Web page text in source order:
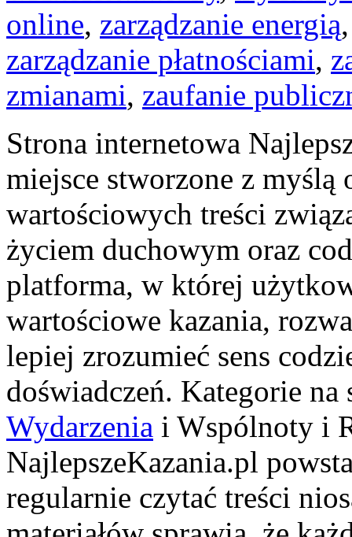
online, zarządzanie energią
zarządzanie płatnościami,
zmianami, zaufanie
Strona internetowa
miejsce stworzone z myślą
wartościowych treści
życiem duchowym oraz
platforma, w której
wartościowe kazania,
lepiej zrozumieć sens
doświadczeń. Kategorie
Wydarzenia i Wspólnoty i
NajlepszeKazania.pl
regularnie czytać treści